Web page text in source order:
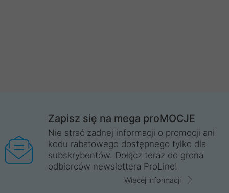
Zapisz się na mega proMOCJE
Nie strać żadnej informacji o promocji ani
kodu rabatowego dostępnego tylko dla
subskrybentów. Dołącz teraz do grona
odbiorców newslettera ProLine!
Więcej informacji